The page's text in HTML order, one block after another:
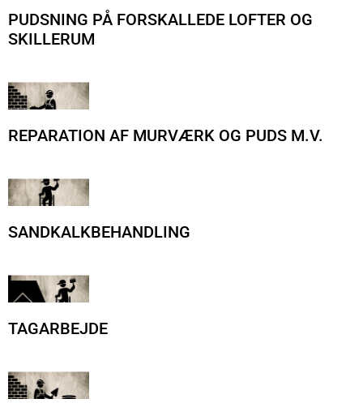
PUDSNING PÅ FORSKALLEDE LOFTER OG
SKILLERUM
REPARATION AF MURVÆRK OG PUDS M.V.
SANDKALKBEHANDLING
TAGARBEJDE